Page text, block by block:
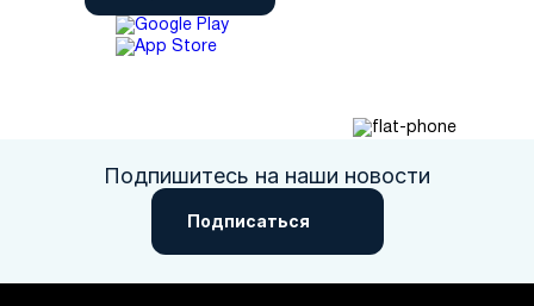
Подпишитесь на наши новости
Подписаться